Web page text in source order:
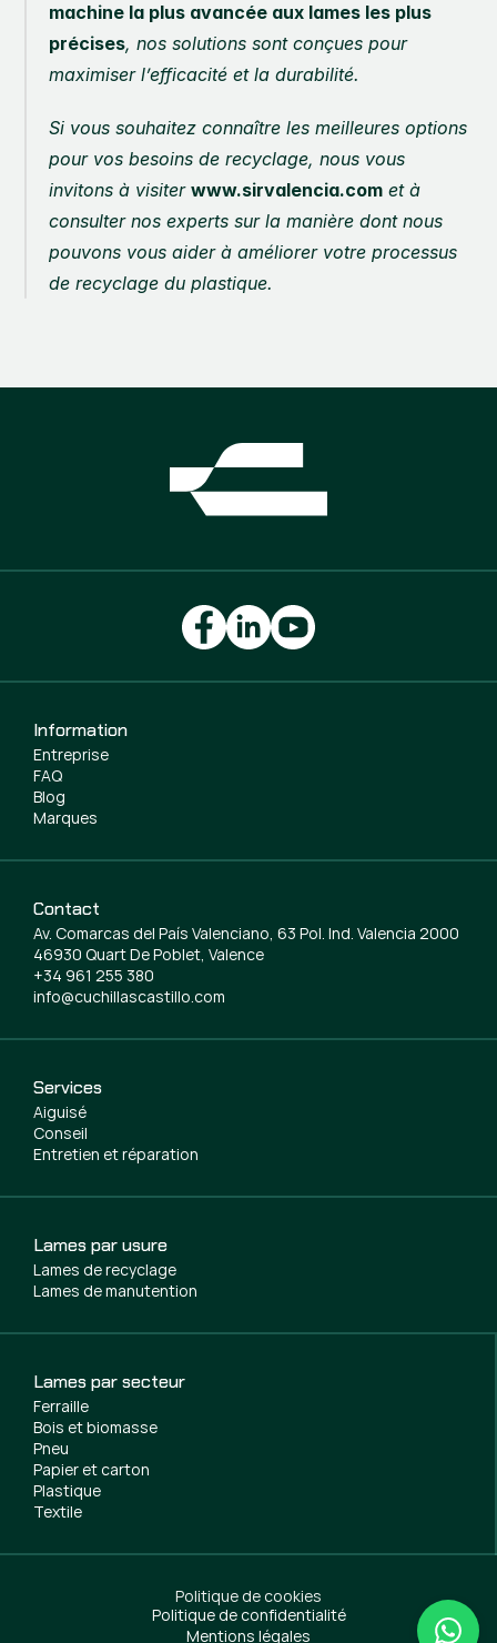
machine la plus avancée aux lames les plus
précises, nos solutions sont conçues pour
maximiser l’efficacité et la durabilité.
Si vous souhaitez connaître les meilleures options
pour vos besoins de recyclage, nous vous
invitons à visiter www.sirvalencia.com et à
consulter nos experts sur la manière dont nous
pouvons vous aider à améliorer votre processus
de recyclage du plastique.
Services
Aiguisé
Conseil
Entretien et réparation
Lames par usure
Lames de recyclage
Lames de manutention
Lames par secteur
Ferraille
Bois et biomasse
Pneu
Papier et carton
Plastique
Textile
Information
Entreprise
FAQ
Blog
Marques
Contact
Av. Comarcas del País Valenciano, 63 Pol. Ind. Valencia 2000
46930 Quart De Poblet, Valence
+34 961 255 380
info@cuchillascastillo.com
Politique de cookies
Politique de confidentialité
Mentions légales